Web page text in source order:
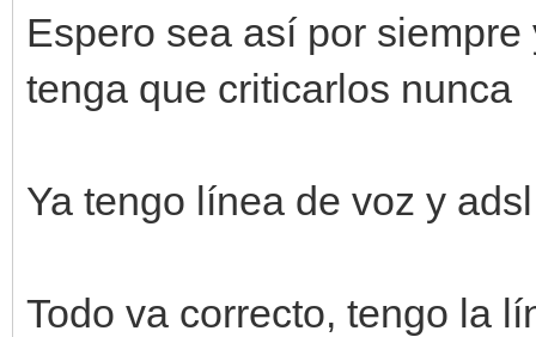
Espero sea así por
tenga que criticarlos nunca
Ya tengo línea de voz y
Todo va correcto, tengo la